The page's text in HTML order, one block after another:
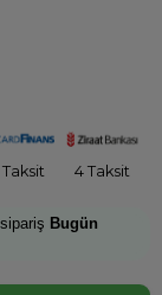
Taksit 4 Taksit
Bugün